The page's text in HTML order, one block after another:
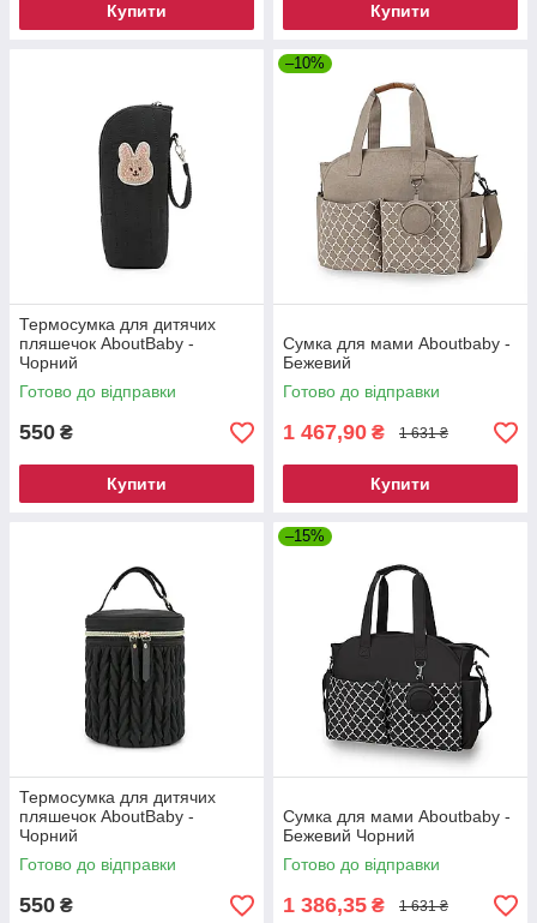
Купити Купити
Термосумка для дитячих
пляшечок AboutBaby -
Чорний
Готово до відправки
550 ₴
Купити
–10%
Сумка для мами Aboutbaby -
Бежевий
Готово до відправки
1 467,90 ₴ 1 631 ₴
Купити
Термосумка для дитячих
пляшечок AboutBaby -
Чорний
Готово до відправки
550 ₴
–15%
Сумка для мами Aboutbaby -
Бежевий Чорний
Готово до відправки
1 386,35 ₴ 1 631 ₴